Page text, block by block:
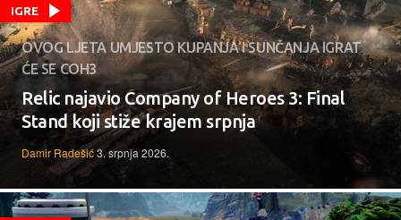
IGRE
OVOG LJETA UMJESTO KUPANJA I SUNČANJA IGRAT
ĆE SE COH3
Relic najavio Company of Heroes 3: Final
Stand koji stiže krajem srpnja
Damir Radešić3. srpnja 2026.